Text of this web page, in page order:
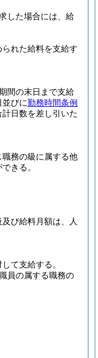
した場合には、給
れた給料を支給す
間の末日まで支給
びに勤務時間条例
日数を差し引いた
務の級に属する他
きる。
び給料月額は、人
て支給する。
員の属する職務の